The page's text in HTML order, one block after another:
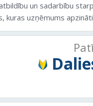
un sadarbību
kuras uzņēmums